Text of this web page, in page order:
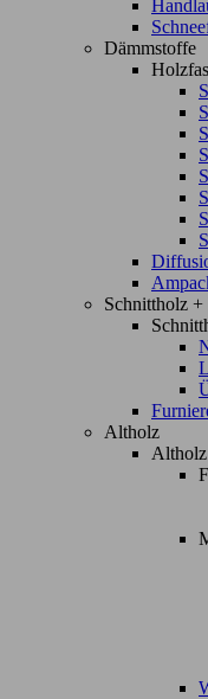
Dämmstoffe
Schnittholz +
Altholz